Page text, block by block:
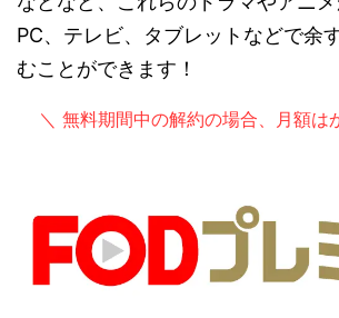
PC、テレビ、タブレットなどで余
むことができます！
＼ 無料期間中の解約の場合、月額は